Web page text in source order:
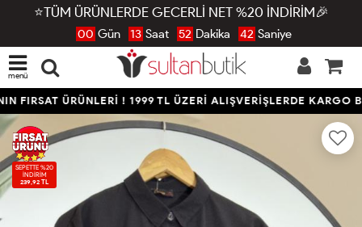
⭐TÜM ÜRÜNLERDE GECERLİ NET %20 İNDİRİM🎉
00 Gün 13 Saat 52 Dakika 42 Saniye
menü
FIRSAT ÜRÜNLERİ ! 1999 TL ÜZERİ ALIŞVERİŞLERDE KARGO
SEPETTE %20
İNDİRİM
239,92 TL